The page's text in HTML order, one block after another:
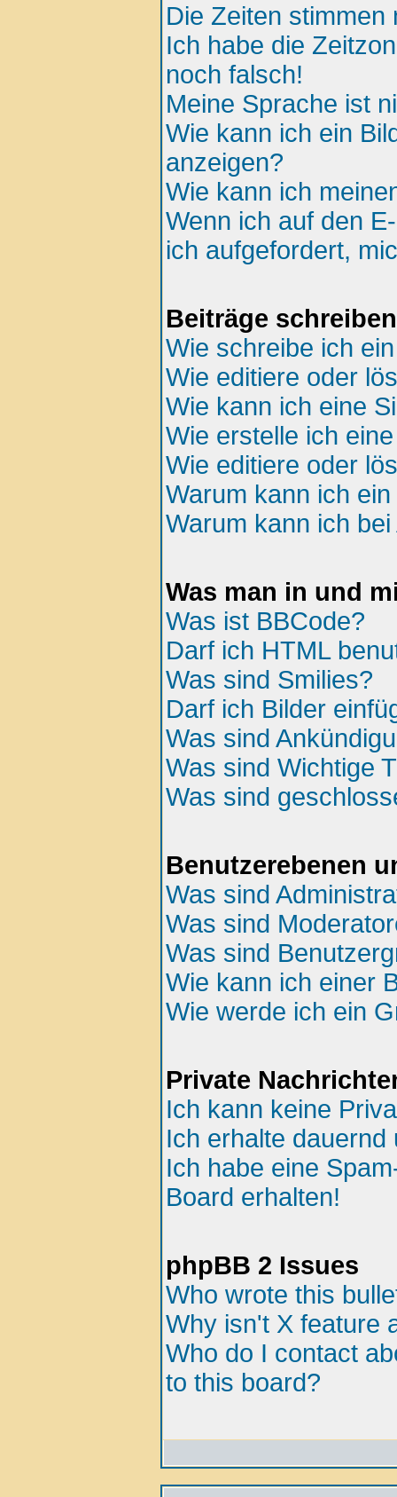
Die Zeiten stimmen
Ich habe die
noch falsch!
Meine Sprache ist
Wie kann ich ein
anzeigen?
Wie kann ich
Wenn ich auf den
ich aufgefordert,
Beiträge schreiben
Wie schreibe ich
Wie editiere oder
Wie kann ich eine
Wie erstelle ich
Wie editiere oder
Warum kann ich
Warum kann ich
Was man in und
Was ist BBCode?
Darf ich HTML
Was sind Smilies?
Darf ich Bilder
Was sind
Was sind Wichtige
Was sind
Benutzerebenen
Was sind
Was sind
Was sind
Wie kann ich einer
Wie werde ich ein
Private
Ich kann keine
Ich erhalte
Ich habe eine
Board erhalten!
phpBB 2 Issues
Who wrote this
Why isn't X feature
Who do I contact
to this board?